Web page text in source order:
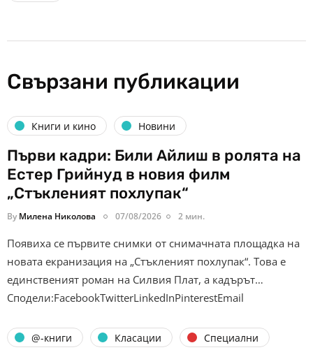
Свързани публикации
Книги и кино Новини
Първи кадри: Били Айлиш в ролята на
Естер Грийнуд в новия филм
„Стъкленият похлупак“
By Милена Николова 07/08/2026 2 мин.
Появиха се първите снимки от снимачната площадка на
новата екранизация на „Стъкленият похлупак“. Това е
единственият роман на Силвия Плат, а кадърът…
Сподели:FacebookTwitterLinkedInPinterestEmail
@-книги Класации Специални